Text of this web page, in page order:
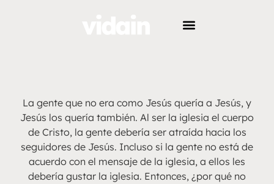
La gente que no era como Jesús quería a Jesús, y
Jesús los quería también. Al ser la iglesia el cuerpo
de Cristo, la gente debería ser atraída hacia los
seguidores de Jesús. Incluso si la gente no está de
acuerdo con el mensaje de la iglesia, a ellos les
debería gustar la iglesia. Entonces, ¿por qué no